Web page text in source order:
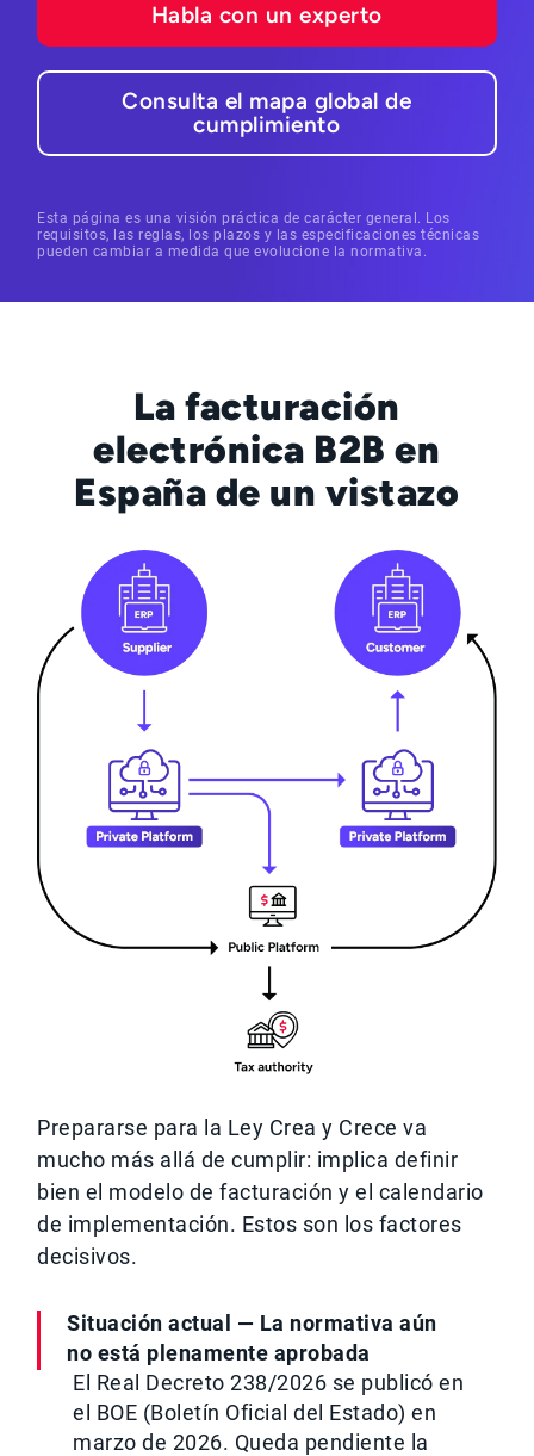
Habla con un experto
Consulta el mapa global de
cumplimiento
Esta página es una visión práctica de carácter general. Los
requisitos, las reglas, los plazos y las especificaciones técnicas
pueden cambiar a medida que evolucione la normativa.
La facturación
electrónica B2B en
España de un vistazo
Prepararse para la Ley Crea y Crece va
mucho más allá de cumplir: implica definir
bien el modelo de facturación y el calendario
de implementación. Estos son los factores
decisivos.
Situación actual — La normativa aún
no está plenamente aprobada
El Real Decreto 238/2026 se publicó en
el BOE (Boletín Oficial del Estado) en
marzo de 2026. Queda pendiente la